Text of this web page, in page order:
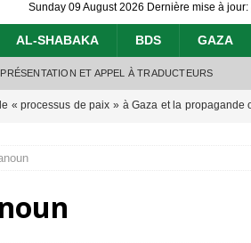
Sunday 09 August 2026 Dernière mise à jour:
AL-SHABAKA BDS GAZA
PRÉSENTATION ET APPEL À TRADUCTEURS
« processus de paix » à Gaza et la propagande
: l’histoire de Gaza au-delà des chiffres
la CIJ sur la Palestine : possibilités et limites